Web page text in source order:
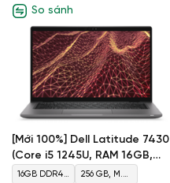
So sánh
[Mới 100%] Dell Latitude 7430
(Core i5 1245U, RAM 16GB,
SSD 256GB, Màn 14” FHD)
16GB DDR4
256 GB, M.2,